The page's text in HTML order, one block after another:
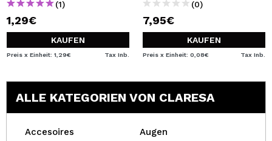
(1)
1,29€
KAUFEN
Preis x Einheit: 1,29€ Tax Inb.
(0)
7,95€
KAUFEN
Preis x Einheit: 0,08€ Tax Inb.
ALLE KATEGORIEN VON CLARESA
Accesoires Augen